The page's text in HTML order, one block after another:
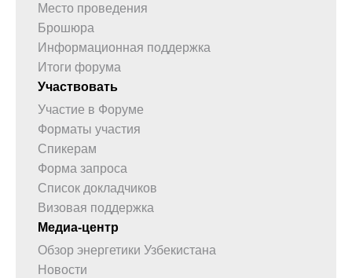
Место проведения
Брошюра
Информационная поддержка
Итоги форума
Участвовать
Участие в Форуме
Форматы участия
Спикерам
Форма запроса
Список докладчиков
Визовая поддержка
Медиа-центр
Обзор энергетики Узбекистана
Новости